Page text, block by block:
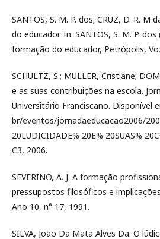
SANTOS, S. M. P. dos; CRUZ, D. R. M
do educador. In: SANTOS, S. M. P.
formação do educador, Petrópolis,
SCHULTZ, S.; MULLER, Cristiane;
e as suas contribuições na escola.
Universitário Franciscano. Disponível
br/eventos/jornadaeducacao2006/
20LUDICIDADE% 20E% 20SUAS%
C3, 2006.
SEVERINO, A. J. A formação
pressupostos filosóficos e
Ano 10, n° 17, 1991.
SILVA, João Da Mata Alves Da. O